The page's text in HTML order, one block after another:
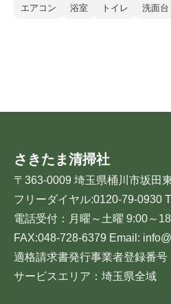
エアコン 浴室 トイレ 洗面台
さきたま清掃社
〒363-0009 埼玉県桶川市坂田
フリーダイヤル:0120-79-0930
電話受付：月曜～土曜 9:00～
FAX:048-728-6379 Email:
適格請求書発行事業者登録番
サービスエリア：埼玉県全域